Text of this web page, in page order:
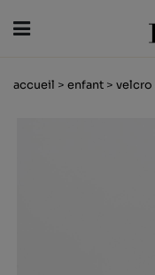
accueil > enfant > velcro